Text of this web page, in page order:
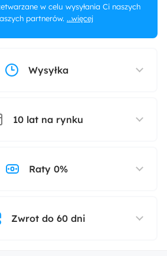
w celu wysyłania Ci naszych
partnerów. ...więcej
Wysyłka
10 lat na rynku
Raty 0%
Zwrot do 60 dni